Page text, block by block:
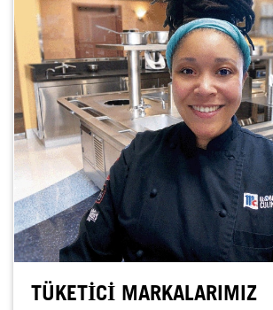
TÜKETİCİ MARKALARIMIZ